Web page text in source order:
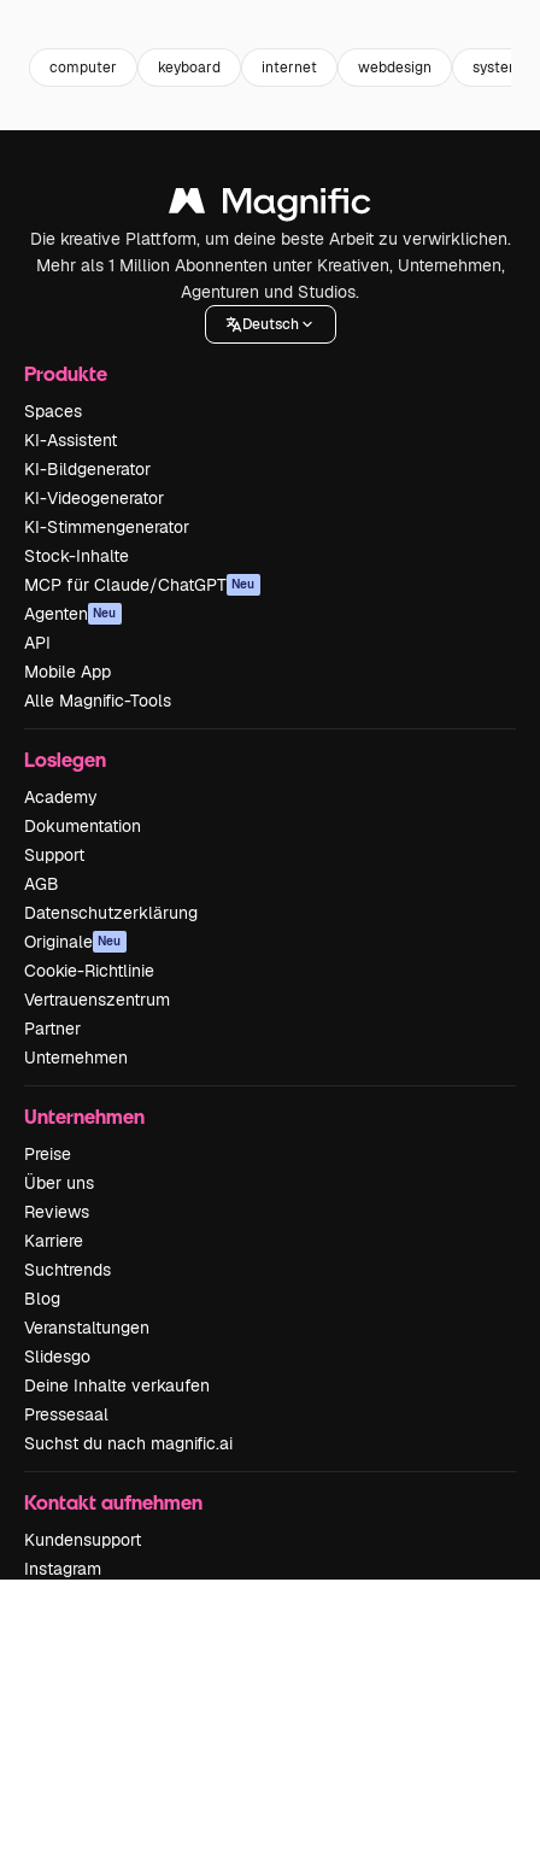
computer keyboard internet webdesign system
Die kreative Plattform, um deine beste Arbeit zu verwirklichen.
Mehr als 1 Million Abonnenten unter Kreativen, Unternehmen,
Agenturen und Studios.
Deutsch
Produkte
Spaces
KI-Assistent
KI-Bildgenerator
KI-Videogenerator
KI-Stimmengenerator
Stock-Inhalte
MCP für Claude/ChatGPT Neu
Agenten Neu
API
Mobile App
Alle Magnific-Tools
Loslegen
Academy
Dokumentation
Support
AGB
Datenschutzerklärung
Originale Neu
Cookie-Richtlinie
Vertrauenszentrum
Partner
Unternehmen
Unternehmen
Preise
Über uns
Reviews
Karriere
Suchtrends
Blog
Veranstaltungen
Slidesgo
Deine Inhalte verkaufen
Pressesaal
Suchst du nach magnific.ai
Kontakt aufnehmen
Kundensupport
Instagram